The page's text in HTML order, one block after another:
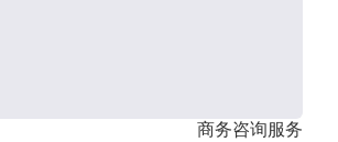
商务咨询服务